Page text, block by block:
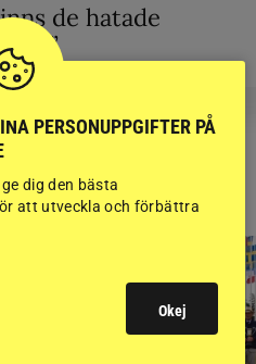
de hatade
PERSONUPPGIFTER PÅ
dig den bästa
att utveckla och förbättra
Okej